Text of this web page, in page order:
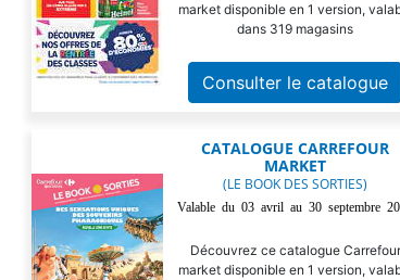
market disponible en 1 version,
dans 319 magasins
Consulter le catalogue
CATALOGUE CARREFOUR
MARKET
(LE BOOK DES SORTIES)
Valable du 03 avril au 30 septembre
Découvrez ce catalogue Carrefour
market disponible en 1 version,